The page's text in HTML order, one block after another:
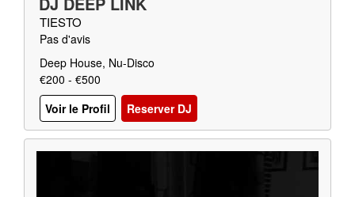
TIESTO
Pas d'avis
Deep House, Nu-Disco
€200 - €500
Voir le Profil
Reserver DJ